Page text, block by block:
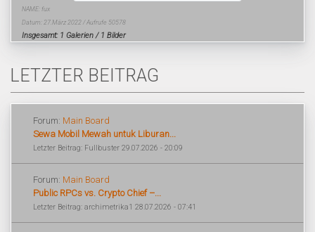
NAME: fux
Datum: 27.März 2022 / Aufrufe 50578
Insgesamt: 1 Galerien / 1 Bilder
LETZTER BEITRAG
Forum: Main Board
Sewa Mobil Mewah untuk Liburan...
Letzter Beitrag: Fullbuster 29.07.2026 - 20:09
Forum: Main Board
Public RPCs vs. Crypto Chief –...
Letzter Beitrag: archimetrika1 28.07.2026 - 07:41